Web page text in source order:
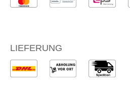
LIEFERUNG